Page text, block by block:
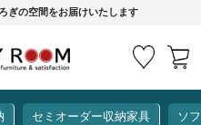
ぎの空間をお届けいたします
セミオーダー収納家具 ソ